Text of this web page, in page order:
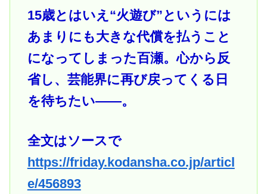
15歳とはいえ“火遊び”というには
あまりにも大きな代償を払うこと
になってしまった百瀬。心から反
省し、芸能界に再び戻ってくる日
を待ちたい――。
全文はソースで
https://friday.kodansha.co.jp/articl
e/456893